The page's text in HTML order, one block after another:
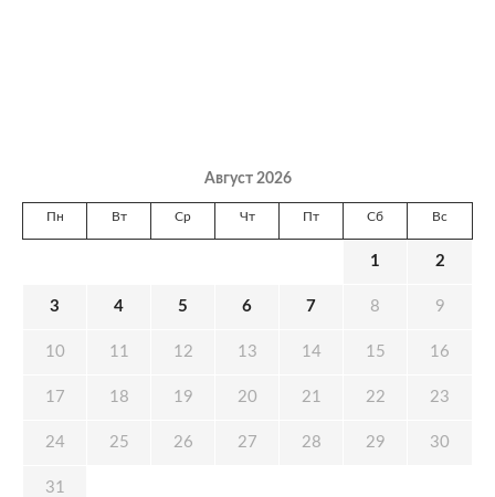
Август 2026
Пн Вт Ср Чт Пт Сб Вс
1 2
3 4 5 6 7 8 9
10 11 12 13 14 15 16
17 18 19 20 21 22 23
24 25 26 27 28 29 30
31